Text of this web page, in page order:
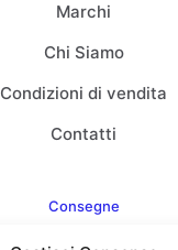
Marchi
Chi Siamo
Condizioni di vendita
Contatti
Consegne